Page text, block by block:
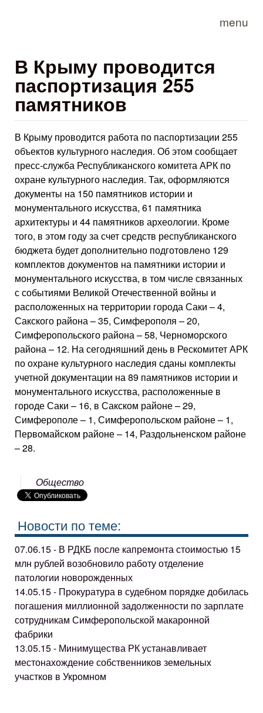
menu
В Крыму проводится
паспортизация 255
памятников
В Крыму проводится работа по паспортизации 255
объектов культурного наследия. Об этом сообщает
пресс-служба Республиканского комитета АРК по
охране культурного наследия. Так, оформляются
документы на 150 памятников истории и
монументального искусства, 61 памятника
архитектуры и 44 памятников археологии. Кроме
того, в этом году за счет средств республиканского
бюджета будет дополнительно подготовлено 129
комплектов документов на памятники истории и
монументального искусства, в том числе связанных
с событиями Великой Отечественной войны и
расположенных на территории города Саки – 4,
Сакского района – 35, Симферополя – 20,
Симферопольского района – 58, Черноморского
района – 12. На сегодняшний день в Рескомитет АРК
по охране культурного наследия сданы комплекты
учетной документации на 89 памятников истории и
монументального искусства, расположенные в
городе Саки – 16, в Сакском районе – 29,
Симферополе – 1, Симферопольском районе – 1,
Первомайском районе – 14, Раздольненском районе
– 28.
Общество
Новости по теме:
07.06.15 - В РДКБ после капремонта стоимостью 15
млн рублей возобновило работу отделение
патологии новорожденных
14.05.15 - Прокуратура в судебном порядке добилась
погашения миллионной задолженности по зарплате
сотрудникам Симферопольской макаронной
фабрики
13.05.15 - Минимущества РК устанавливает
местонахождение собственников земельных
участков в Укромном